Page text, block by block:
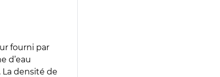
fourni par
d’eau
densité de